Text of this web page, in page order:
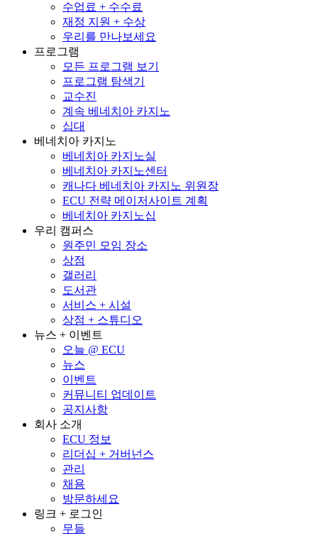
수업료 + 수수료
재정 지원 + 수상
우리를 만나보세요
프로그램
모든 프로그램 보기
프로그램 탐색기
교수진
계속 베네치아 카지노
십대
베네치아 카지노
베네치아 카지노실
베네치아 카지노센터
캐나다 베네치아 카지노 위원장
ECU 전략 메이저사이트 계획
베네치아 카지노십
우리 캠퍼스
원주민 모임 장소
상점
갤러리
도서관
서비스 + 시설
상점 + 스튜디오
뉴스 + 이벤트
오늘 @ ECU
뉴스
이벤트
커뮤니티 업데이트
공지사항
회사 소개
ECU 정보
리더십 + 거버넌스
관리
채용
방문하세요
링크 + 로그인
무들